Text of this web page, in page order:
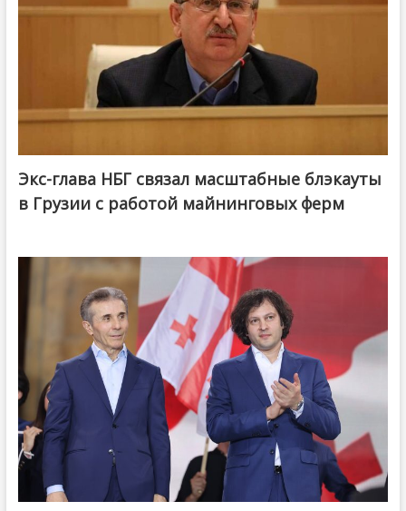
Экс-глава НБГ связал масштабные блэкауты
в Грузии с работой майнинговых ферм